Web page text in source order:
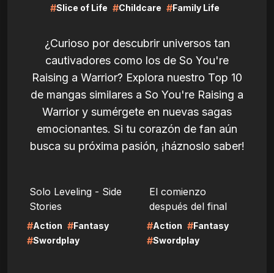
#Slice of Life #Childcare #Family Life
¿Curioso por descubrir universos tan
cautivadores como los de So You're
Raising a Warrior? Explora nuestro Top 10
de mangas similares a So You're Raising a
Warrior y sumérgete en nuevas sagas
emocionantes. Si tu corazón de fan aún
busca su próxima pasión, ¡háznoslo saber!
Solo Leveling - Side
Stories
#Action #Fantasy
#Swordplay
El comienzo
después del final
#Action #Fantasy
#Swordplay